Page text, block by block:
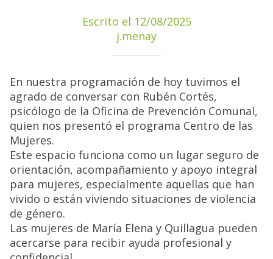
Escrito el 12/08/2025
j.menay
En nuestra programación de hoy tuvimos el
agrado de conversar con Rubén Cortés,
psicólogo de la Oficina de Prevención Comunal,
quien nos presentó el programa Centro de las
Mujeres.
Este espacio funciona como un lugar seguro de
orientación, acompañamiento y apoyo integral
para mujeres, especialmente aquellas que han
vivido o están viviendo situaciones de violencia
de género.
Las mujeres de María Elena y Quillagua pueden
acercarse para recibir ayuda profesional y